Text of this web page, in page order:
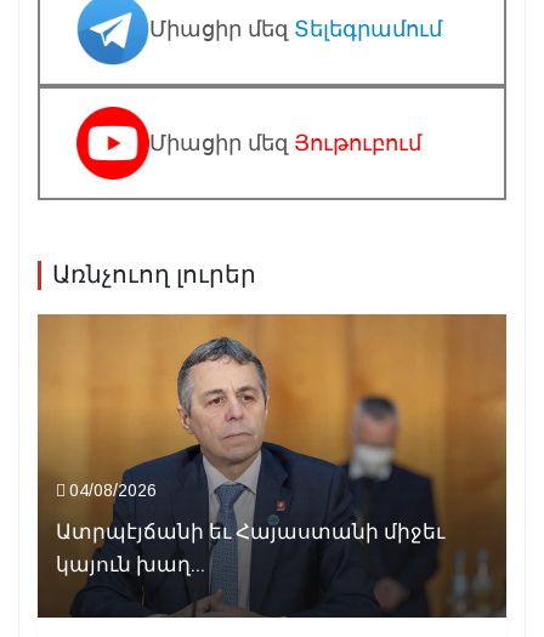
Միացիր մեզ Տելեգրամում
Միացիր մեզ Յութուբում
Առնչուող լուրեր
04/08/2026
Ատրպէյճանի եւ Հայաստանի միջեւ
կայուն խաղ...